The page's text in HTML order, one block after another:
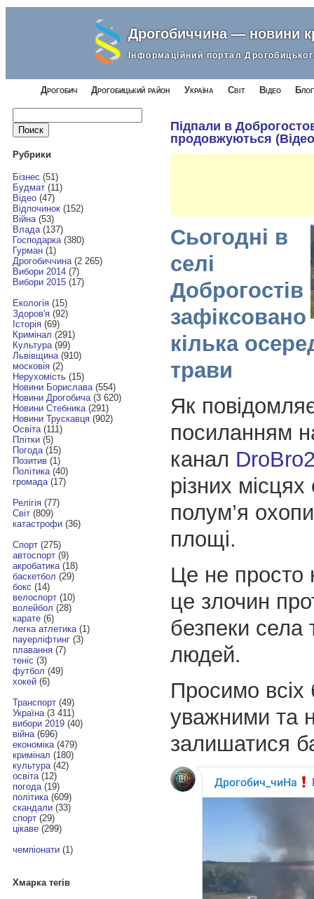
Дрогобиччина — новини
Інформаційний портал
Дрогобич Дрогобицький район Україна Світ Відео
Найти:
Рубрики
Бізнес (51)
Будмат(11)
Відео(47)
Відпочинок(152)
Війна(53)
Влада(137)
Господарка(380)
Гурман(1)
Дрогобиччина(2 265)
Вибори 2014(7)
Вибори 2015(17)
Екологія(15)
Здоров'я(92)
Історія(69)
Кримінал (291)
Культура(99)
Львівщина(910)
московія(2)
Нерухомість(15)
Новини Борислава(554)
Новини Дрогобича(3 620)
Новини Стебника(291)
Новини Трускавця(902)
Освіта(111)
Плітки(5)
Погода(15)
Позитив(1)
Політика(40)
громада(17)
Релігія(77)
Світ(809)
катастрофи(36)
Спорт(275)
автоспорт(9)
акробатика(18)
баскетбол (29)
бокс (14)
велоспорт(10)
волейбол (28)
карате(6)
легка атлетика(1)
пауерліфтинг(3)
плавання(7)
теніс (3)
футбол (49)
хокей(6)
Транспорт(49)
Україна(3 411)
вибори 2019(40)
війна(696)
економіка(479)
кримінал (180)
культура(42)
освіта(12)
погода(19)
політика(609)
скандали(33)
спорт(29)
цікаве(299)
чемпіонати(1)
Хмарка тегів
Підпали в
продовжуються
Сьогодні в
селі
Доброгостів
зафіксовано
кілька
трави
Як
посиланням
канал
різних
полум’я
площі.
Це не просто
це злочин
безпеки села
людей.
Просимо всіх
уважними та
залишатися